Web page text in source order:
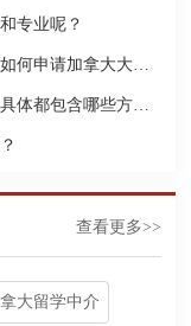
专业呢？
的费用及签证申请流程是什么？
包含哪些方面呢？
查看更多>>
大留学中介